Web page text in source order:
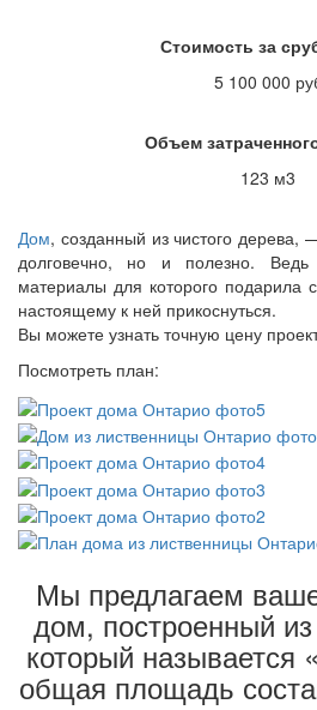
Стоимость за
5 100 000
Объем
123 м3
Дом, созданный из чистого дерева,
долговечно, но и полезно.
материалы для которого
настоящему к ней прикоснуться.
Вы можете узнать точную цену
Посмотреть план:
Мы предлагаем
дом, построенный
который называется
общая площадь